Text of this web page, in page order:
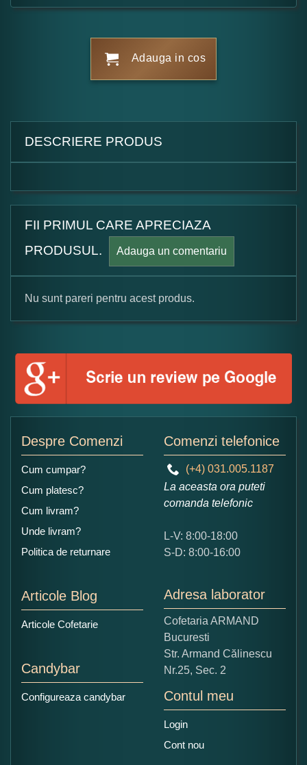
Adauga in cos
DESCRIERE PRODUS
FII PRIMUL CARE APRECIAZA
PRODUSUL.
Adauga un comentariu
Formular pareri client
Numele dumneavoastra:
Ce nota acordati acestui produs?
5
Copiati alaturi numarul din imagine:
Nu sunt pareri pentru acest produs.
Despre Comenzi
Cum cumpar?
Cum platesc?
Cum livram?
Unde livram?
Politica de returnare
Articole Blog
Articole Cofetarie
Candybar
Configureaza candybar
Comenzi telefonice
(+4) 031.005.1187
La aceasta ora puteti
comanda telefonic
L-V: 8:00-18:00
S-D: 8:00-16:00
Adresa laborator
Cofetaria ARMAND
Bucuresti
Str. Armand Călinescu
Nr.25, Sec. 2
Contul meu
Login
Cont nou